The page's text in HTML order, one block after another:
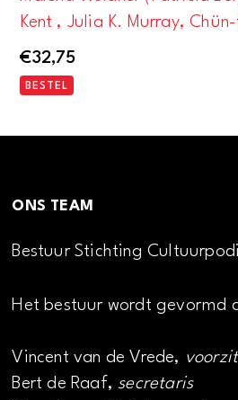
Kent , Julia K. Murray,
€32,75
BESTEL
ONS TEAM
Bestuur Stichting
Het bestuur wordt gevormd
Vincent van de Vrede,
Bert de Raaf, secretaris